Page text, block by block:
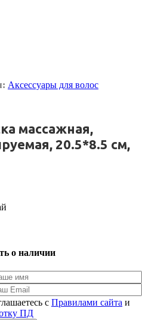
Аксессуары для волос
массажная,
20.5*8.5 см,
о наличии
с Правилами сайта и
ПД